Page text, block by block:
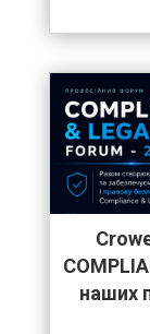
наших